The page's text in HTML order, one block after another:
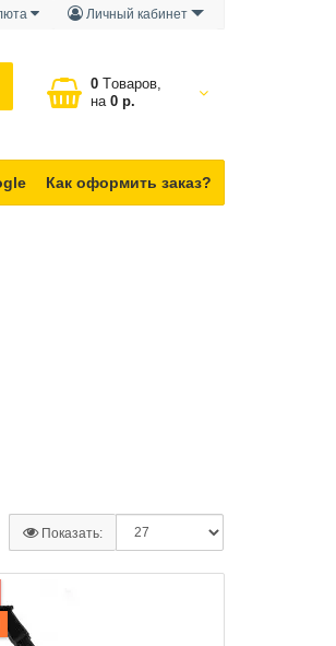
Личный кабинет
0 Tоваров,
на
0 р.
Как оформить заказ?
Показать: